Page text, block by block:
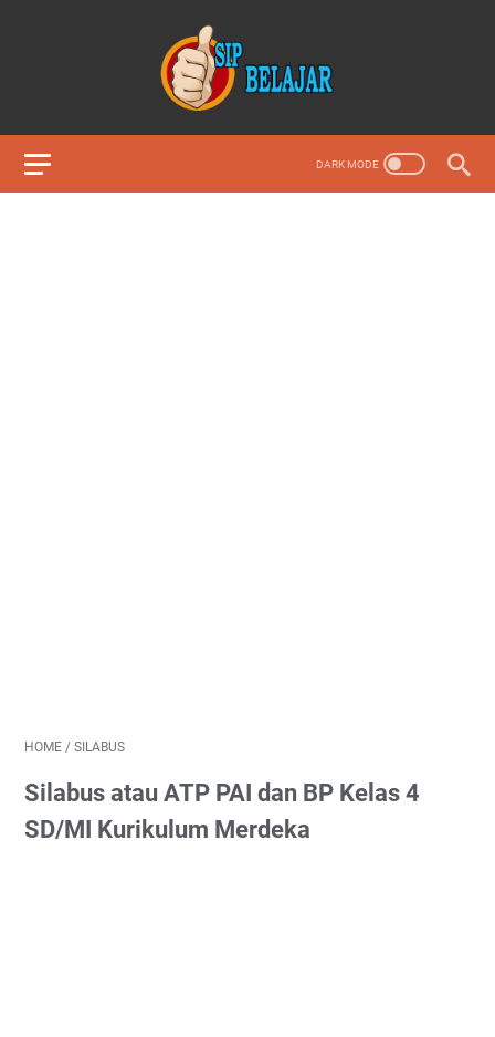
HOME / SILABUS
Silabus atau ATP PAI dan BP Kelas 4
SD/MI Kurikulum Merdeka